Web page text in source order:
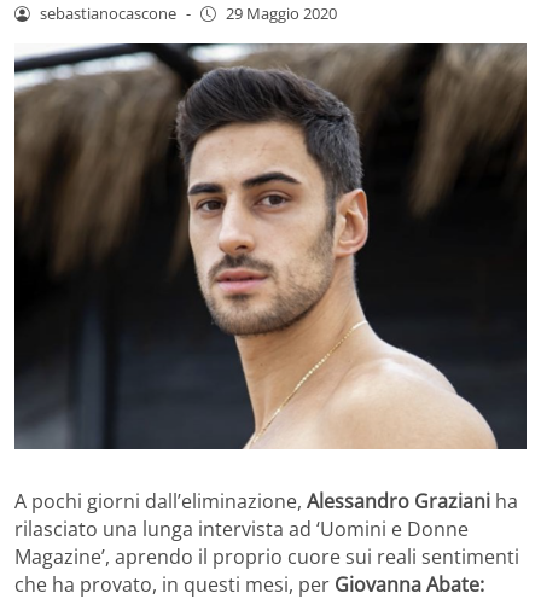
sebastianocascone - 29 Maggio 2020
A pochi giorni dall’eliminazione, Alessandro Graziani ha
rilasciato una lunga intervista ad ‘Uomini e Donne
Magazine’, aprendo il proprio cuore sui reali sentimenti
che ha provato, in questi mesi, per Giovanna Abate: